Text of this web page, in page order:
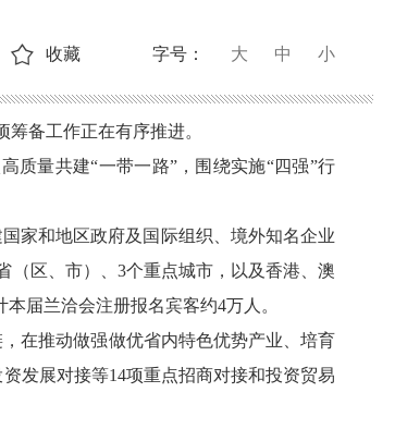
字号： 大 中 小
收藏
备工作正在有序推进。
质量共建“一带一路”，围绕实施“四强”行
国家和地区政府及国际组织、境外知名企业
（区、市）、3个重点城市，以及香港、澳
届兰洽会注册报名宾客约4万人。
，在推动做强做优省内特色优势产业、培育
发展对接等14项重点招商对接和投资贸易